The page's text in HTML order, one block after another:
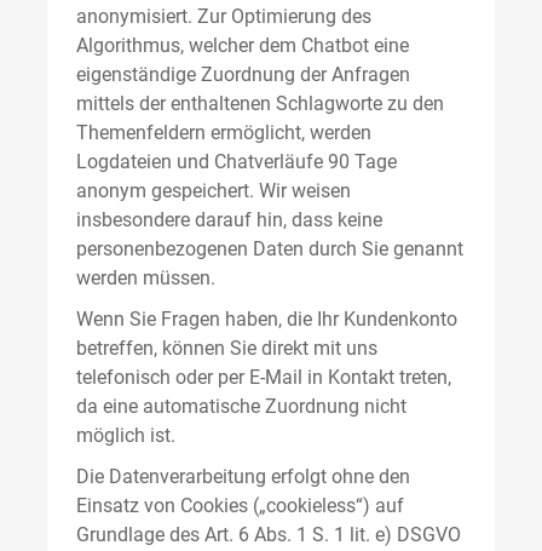
anonymisiert. Zur Optimierung des
Algorithmus, welcher dem Chatbot eine
eigenständige Zuordnung der Anfragen
mittels der enthaltenen Schlagworte zu den
Themenfeldern ermöglicht, werden
Logdateien und Chatverläufe 90 Tage
anonym gespeichert. Wir weisen
insbesondere darauf hin, dass keine
personenbezogenen Daten durch Sie genannt
werden müssen.
Wenn Sie Fragen haben, die Ihr Kundenkonto
betreffen, können Sie direkt mit uns
telefonisch oder per E-Mail in Kontakt treten,
da eine automatische Zuordnung nicht
möglich ist.
Die Datenverarbeitung erfolgt ohne den
Einsatz von Cookies („cookieless“) auf
Grundlage des Art. 6 Abs. 1 S. 1 lit. e) DSGVO